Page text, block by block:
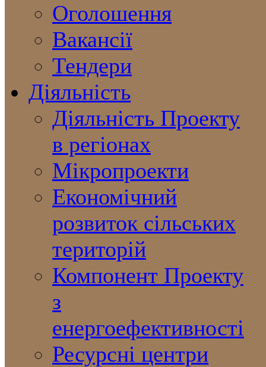
Оголошення
Вакансії
Тендери
Діяльність
Діяльність Проекту
в регіонах
Мікропроекти
Економічний
розвиток сільських
територій
Компонент Проекту
з
енергоефективності
Ресурсні центри